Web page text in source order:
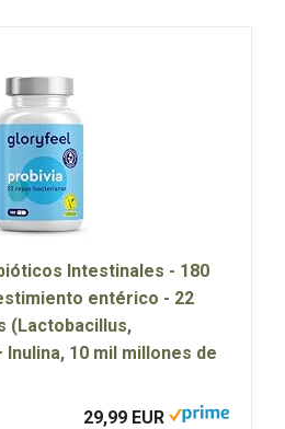
Intestinales - 180
entérico - 22
(Lactobacillus,
10 mil millones de
29,99 EUR